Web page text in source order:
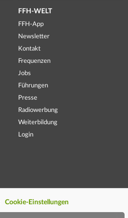
FFH-WELT
FFH-App
Newsletter
Kontakt
Frequenzen
Jobs
Führungen
Presse
Radiowerbung
Weiterbildung
Login
Cookie-Einstellungen